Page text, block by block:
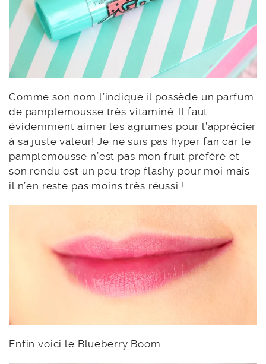
Comme son nom l’indique il possède un parfum
de pamplemousse très vitaminé. Il faut
évidemment aimer les agrumes pour l’apprécier
à sa juste valeur! Je ne suis pas hyper fan car le
pamplemousse n’est pas mon fruit préféré et
son rendu est un peu trop flashy pour moi mais
il n’en reste pas moins très réussi !
Enfin voici le Blueberry Boom :